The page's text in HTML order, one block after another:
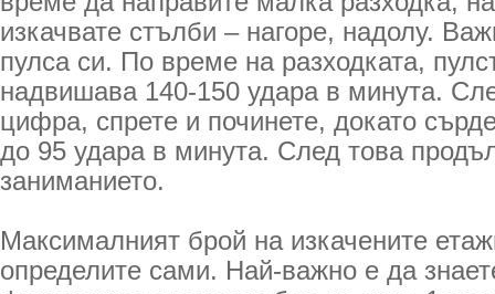
изкачвате стълби – нагоре, надолу.
пулса си. По време на разходката,
надвишава 140-150 удара в минута.
цифра, спрете и починете, докато
до 95 удара в минута. След това
заниманието.
Максималният брой на изкачените
определите сами. Най-важно е да